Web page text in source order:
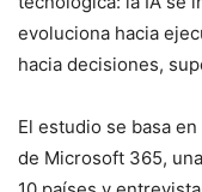
evoluciona hacia
hacia decisiones,
El estudio se basa
de Microsoft 365,